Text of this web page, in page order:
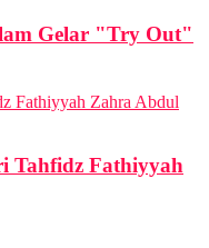
Gelar "Try Out"
Tahfidz Fathiyyah